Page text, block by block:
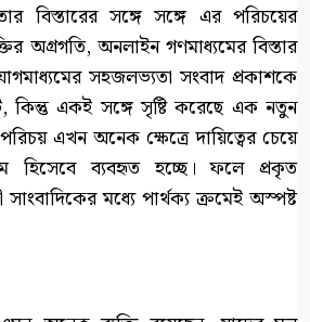
বিস্তারের সঙ্গে সঙ্গে এর পরিচয়ের
অগ্রগতি, অনলাইন গণমাধ্যমের বিস্তার
সহজলভ্যতা সংবাদ প্রকাশকে
কিন্তু একই সঙ্গে সৃষ্টি করেছে এক নতুন
এখন অনেক ক্ষেত্রে দায়িত্বের চেয়ে
হিসেবে ব্যবহৃত হচ্ছে। ফলে প্রকৃত
সাংবাদিকের মধ্যে পার্থক্য ক্রমেই অস্পষ্ট